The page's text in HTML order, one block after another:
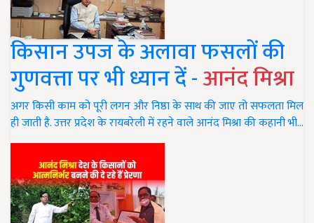
किसान उपज के अलावा फसलों की
गुणवत्ता पर भी ध्यान दें -आनंद मिश्रा
अगर किसी काम को पूरी लगन और निष्ठा के साथ की जाए तो सफलता मिल
ही जाती है. उत्तर प्रदेश के रायबरेली में रहने वाले आनंद मिश्रा की कहानी भी…